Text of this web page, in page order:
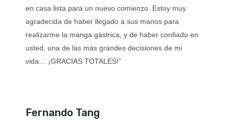
en casa lista para un nuevo comienzo. Estoy muy
agradecida de haber llegado a sus manos para
realizarme la manga gástrica, y de haber confiado en
usted, una de las más grandes decisiones de mi
vida… ¡GRACIAS TOTALES!“
Fernando Tang